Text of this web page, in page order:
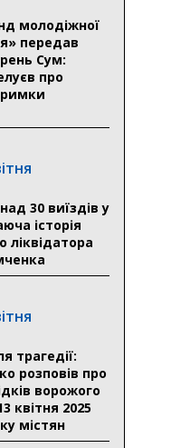
молодіжної
передав
Сум:
про
30 виїздів у
історія
ліквідатора
трагедії:
розповів про
ворожого
квітня 2025
містян